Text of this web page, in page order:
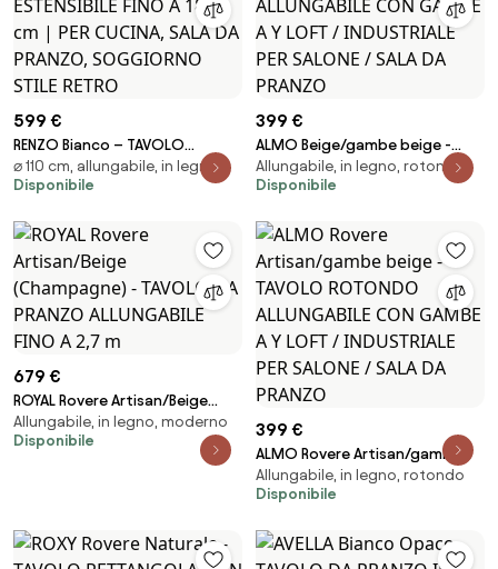
599 €
RENZO Bianco – TAVOLO
ROTONDO Ø110 ESTENSIBILE FINO
A 180 cm | PER CUCINA, SALA DA
RETRO
⌀ 110 cm, allungabile, in legno
Disponibile
399 €
ALMO Beige/gambe beige -
TAVOLO ROTONDO ALLUNGABILE
CON GAMBE A Y LOFT /
DA PRANZO
Allungabile, in legno, rotondo
Disponibile
679 €
ROYAL Rovere Artisan/Beige
(Champagne) - TAVOLO DA
PRANZO ALLUNGABILE FINO A 2,7
Allungabile, in legno, moderno
Disponibile
399 €
ALMO Rovere Artisan/gambe
beige - TAVOLO ROTONDO
ALLUNGABILE CON GAMBE A Y
SALA DA PRANZO
Allungabile, in legno, rotondo
Disponibile